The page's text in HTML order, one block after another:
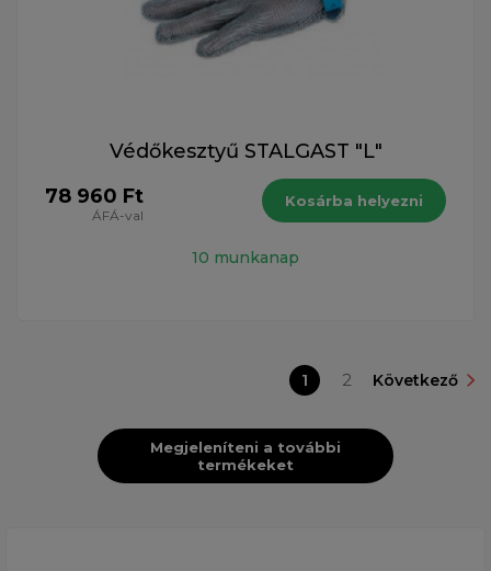
Védőkesztyű STALGAST "L"
78 960 Ft
ÁFÁ-val
Kosárba helyezni
10 munkanap
1 2 Következő
Megjeleníteni a további
termékeket